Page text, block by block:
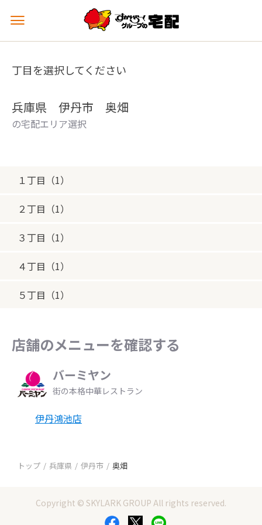
メ
ュ
を
丁目を選択してください
兵庫県 伊丹市 奥畑
の宅配エリア選択
１丁目（1）
２丁目（1）
３丁目（1）
４丁目（1）
５丁目（1）
店舗のメニューを確認する
バーミヤン
街の本格中華レストラン
伊丹鴻池店
トップ 兵庫県 伊丹市 奥畑
Copyright © SKYLARK GROUP All rights reserved.